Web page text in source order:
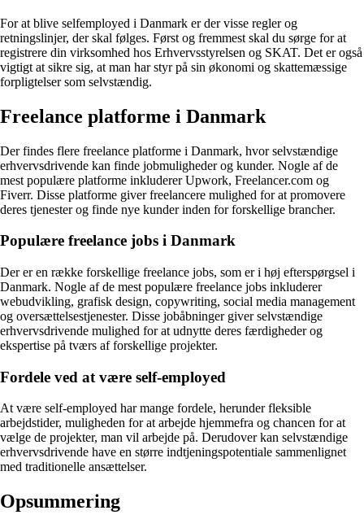
For at blive selfemployed i Danmark er der visse regler og
retningslinjer, der skal følges. Først og fremmest skal du sørge for at
registrere din virksomhed hos Erhvervsstyrelsen og SKAT. Det er også
vigtigt at sikre sig, at man har styr på sin økonomi og skattemæssige
forpligtelser som selvstændig.
Freelance platforme i Danmark
Der findes flere freelance platforme i Danmark, hvor selvstændige
erhvervsdrivende kan finde jobmuligheder og kunder. Nogle af de
mest populære platforme inkluderer Upwork, Freelancer.com og
Fiverr. Disse platforme giver freelancere mulighed for at promovere
deres tjenester og finde nye kunder inden for forskellige brancher.
Populære freelance jobs i Danmark
Der er en række forskellige freelance jobs, som er i høj efterspørgsel i
Danmark. Nogle af de mest populære freelance jobs inkluderer
webudvikling, grafisk design, copywriting, social media management
og oversættelsestjenester. Disse jobåbninger giver selvstændige
erhvervsdrivende mulighed for at udnytte deres færdigheder og
ekspertise på tværs af forskellige projekter.
Fordele ved at være self-employed
At være self-employed har mange fordele, herunder fleksible
arbejdstider, muligheden for at arbejde hjemmefra og chancen for at
vælge de projekter, man vil arbejde på. Derudover kan selvstændige
erhvervsdrivende have en større indtjeningspotentiale sammenlignet
med traditionelle ansættelser.
Opsummering